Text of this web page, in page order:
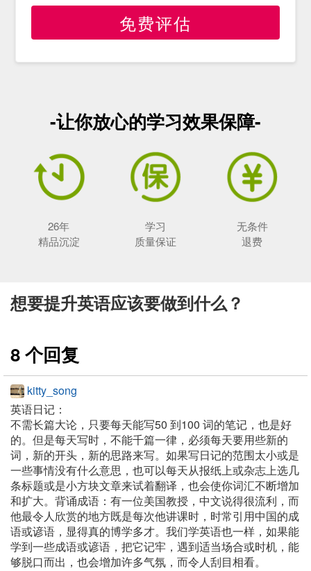
免费评估
-让你放心的学习效果保障-
26年
精品沉淀
学习
质量保证
无条件
退费
想要提升英语应该要做到什么？
8 个回复
kitty_song
英语日记：
不需长篇大论，只要每天能写50 到100 词的笔记，也是好
的。但是每天写时，不能千篇一律，必须每天要用些新的
词，新的开头，新的思路来写。如果写日记的范围太小或是
一些事情没有什么意思，也可以每天从报纸上或杂志上选几
条标题或是小方块文章来试着翻译，也会使你词汇不断增加
和扩大。背诵成语：有一位美国教授，中文说得很流利，而
他最令人欣赏的地方既是每次他讲课时，时常引用中国的成
语或谚语，显得真的博学多才。我们学英语也一样，如果能
学到一些成语或谚语，把它记牢，遇到适当场合或时机，能
够脱口而出，也会增加许多气氛，而令人刮目相看。